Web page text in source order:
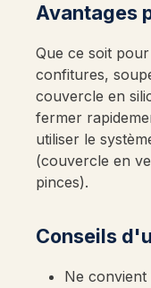
Avantages
Que ce soit
confitures,
couvercle en
fermer
utiliser le
(couvercle en
pinces).
Conseils
Ne